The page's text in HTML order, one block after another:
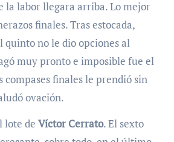
la labor llegara arriba. Lo mejor
finales. Tras estocada,
quinto no le dio opciones al
muy pronto e imposible fue el
compases finales le prendió sin
ovación.
lote de Víctor Cerrato. El sexto